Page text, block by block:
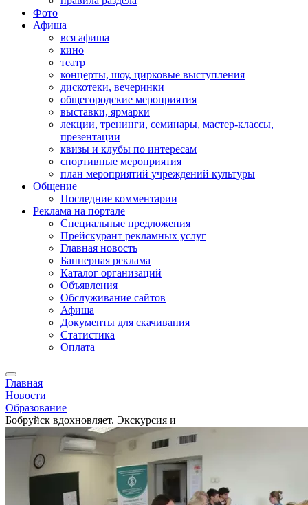
Фото
Афиша
вся афиша
кино
театр
концерты, шоу, цирковые выступления
дискотеки, вечеринки
общегородские мероприятия
выставки, ярмарки
лекции, тренинги, семинары, мастер-классы,
презентации
квизы и клубы по интересам
спортивные мероприятия
план мероприятий учреждений культуры
Общение
Последние комментарии
Реклама на портале
Специальные предложения
Прейскурант рекламных услуг
Главная новость
Баннерная реклама
Каталог организаций
Объявления
Обслуживание сайтов
Афиша
Документы для скачивания
Статистика
Оплата
Главная
Новости
Образование
Бобруйск вдохновляет. Экскурсия и